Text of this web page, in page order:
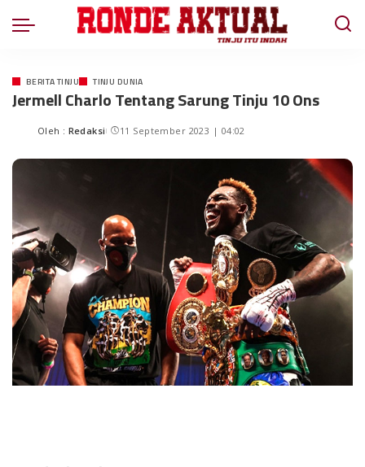
BERITA TINJU TINJU DUNIA
Jermell Charlo Tentang Sarung Tinju 10 Ons
Oleh : Redaksi 11 September 2023 | 04:02